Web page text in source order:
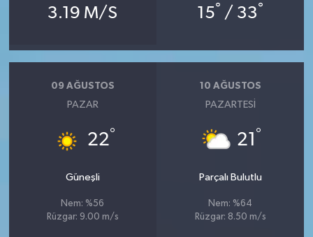
3.19 M/S 15° / 33°
09 AĞUSTOS
PAZAR
22°
Güneşli
Nem: %56
Rüzgar: 9.00 m/s
10 AĞUSTOS
PAZARTESI
21 °
Parçalı Bulutlu
Nem: %64
Rüzgar: 8.50 m/s